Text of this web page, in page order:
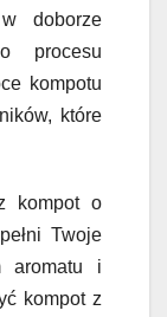
doborze
procesu
kompotu
które
kompot o
Twoje
aromatu i
kompot z